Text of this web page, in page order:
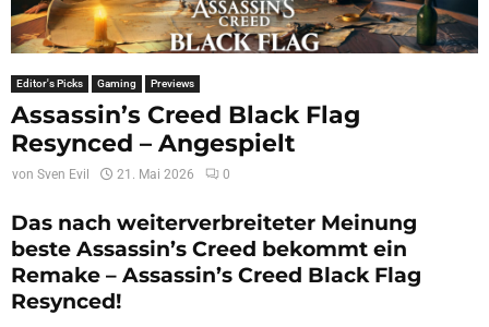
Editor's Picks Gaming Previews
Assassin’s Creed Black Flag
Resynced – Angespielt
von Sven Evil 21. Mai 2026 0
Das nach weiterverbreiteter Meinung
beste Assassin’s Creed bekommt ein
Remake – Assassin’s Creed Black Flag
Resynced!